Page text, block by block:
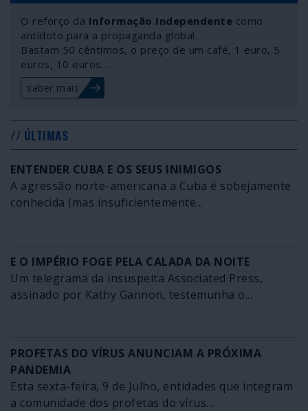
O reforço da Informação Independente como
antídoto para a propaganda global.
Bastam 50 cêntimos, o preço de um café, 1 euro, 5
euros, 10 euros…
saber mais
// ÚLTIMAS
ENTENDER CUBA E OS SEUS INIMIGOS
A agressão norte-americana a Cuba é sobejamente
conhecida (mas insuficientemente...
E O IMPÉRIO FOGE PELA CALADA DA NOITE
Um telegrama da insuspeita Associated Press,
assinado por Kathy Gannon, testemunha o...
PROFETAS DO VÍRUS ANUNCIAM A PRÓXIMA
PANDEMIA
Esta sexta-feira, 9 de Julho, entidades que integram
a comunidade dos profetas do vírus...